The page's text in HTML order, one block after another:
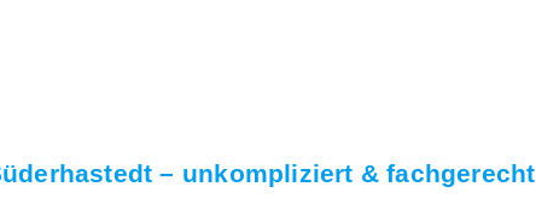
– unkompliziert & fachgerecht